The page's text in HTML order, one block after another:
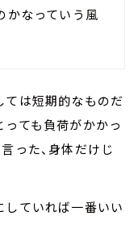
かなっていう風
ては短期的なものだ
っても負荷がかかっ
った、身体だけじ
していれば一番いい